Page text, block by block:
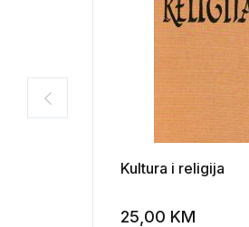
Kultura i religija
25,00 KM